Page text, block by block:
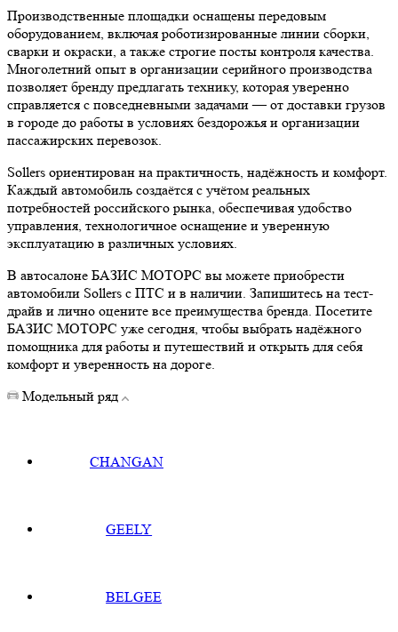
Производственные площадки оснащены передовым
оборудованием, включая роботизированные линии сборки,
сварки и окраски, а также строгие посты контроля качества.
Многолетний опыт в организации серийного производства
позволяет бренду предлагать технику, которая уверенно
справляется с повседневными задачами — от доставки грузов
в городе до работы в условиях бездорожья и организации
пассажирских перевозок.
Sollers ориентирован на практичность, надёжность и комфорт.
Каждый автомобиль создаётся с учётом реальных
потребностей российского рынка, обеспечивая удобство
управления, технологичное оснащение и уверенную
эксплуатацию в различных условиях.
В автосалоне БАЗИС МОТОРС вы можете приобрести
автомобили Sollers с ПТС и в наличии. Запишитесь на тест-
драйв и лично оцените все преимущества бренда. Посетите
БАЗИС МОТОРС уже сегодня, чтобы выбрать надёжного
помощника для работы и путешествий и открыть для себя
комфорт и уверенность на дороге.
Модельный ряд
CHANGAN
GEELY
BELGEE